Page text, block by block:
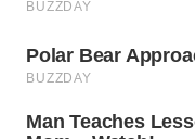
WN
SURABAYA
WN